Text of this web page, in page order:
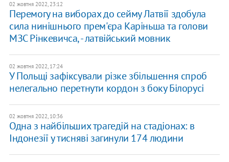
02 жовтня 2022, 23:12
Перемогу на виборах до сейму Латвії здобула
сила нинішнього прем'єра Каріньша та голови
МЗС Рінкевичса, - латвійський мовник
02 жовтня 2022, 17:24
У Польщі зафіксували різке збільшення спроб
нелегально перетнути кордон з боку Білорусі
02 жовтня 2022, 10:36
Одна з найбільших трагедій на стадіонах: в
Індонезії у тисняві загинули 174 людини